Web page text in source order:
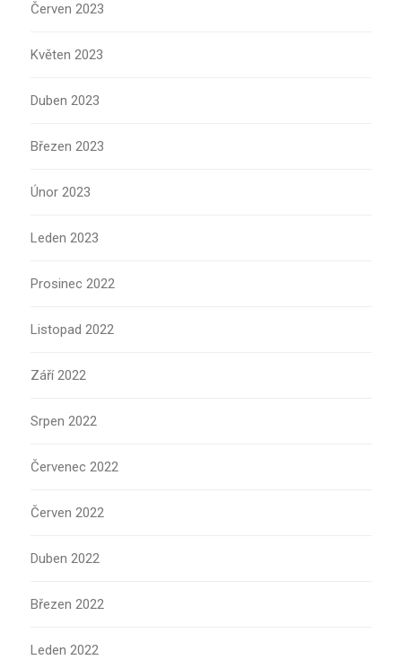
Červen 2023
Květen 2023
Duben 2023
Březen 2023
Únor 2023
Leden 2023
Prosinec 2022
Listopad 2022
Září 2022
Srpen 2022
Červenec 2022
Červen 2022
Duben 2022
Březen 2022
Leden 2022